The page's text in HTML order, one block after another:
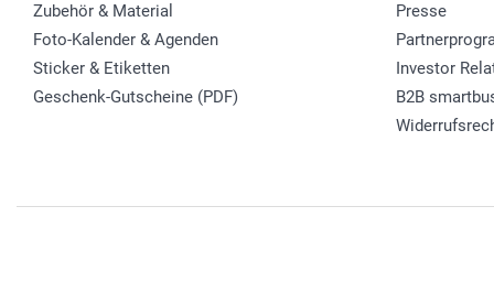
Zubehör & Material
Foto-Kalender & Agenden
Sticker & Etiketten
Geschenk-Gutscheine (PDF)
Presse
Investor
B2B